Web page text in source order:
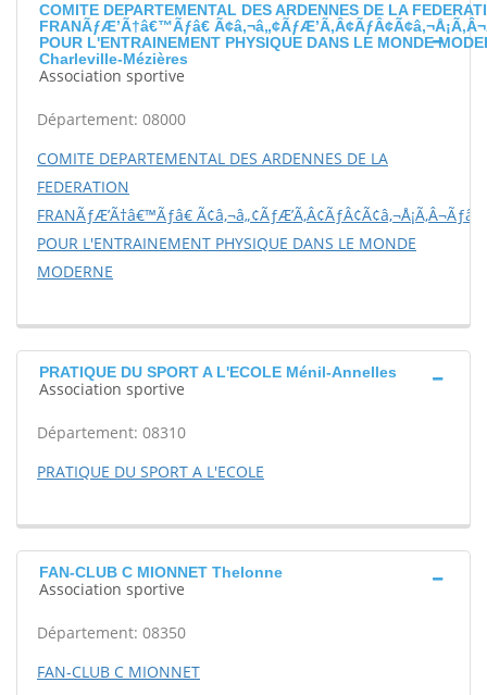
COMITE DEPARTEMENTAL DES ARDENNES DE LA
FRANÃƒÆ’Ã†â€™Ãƒâ€
POUR L'ENTRAINEMENT PHYSIQUE DANS LE MONDE
Charleville-Mézières
Association sportive
Département: 08000
COMITE DEPARTEMENTAL DES ARDENNES DE LA
FEDERATION
FRANÃƒÆ’Ã†â€™Ãƒâ€
POUR L'ENTRAINEMENT PHYSIQUE DANS LE MONDE
MODERNE
PRATIQUE DU SPORT A L'ECOLE Ménil-Annelles
Association sportive
Département: 08310
PRATIQUE DU SPORT A L'ECOLE
FAN-CLUB C MIONNET Thelonne
Association sportive
Département: 08350
FAN-CLUB C MIONNET